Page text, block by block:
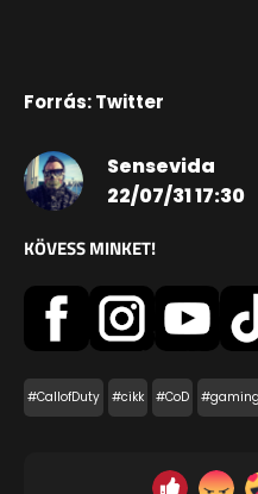
Forrás: Twitter
Sensevida
22/07/31 17:30
KÖVESS MINKET!
#CallofDuty #cikk #CoD #gaming